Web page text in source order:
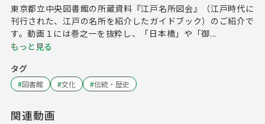
東京都立中央図書館の所蔵資料『江戸名所図会』（江戸時代に
刊行された、江戸の名所を紹介したガイドブック）のご紹介で
す。動画１には巻之一を抜粋し、「日本橋」や「御...
もっと見る
タグ
#図書館 #文化 #伝統・歴史
関連動画